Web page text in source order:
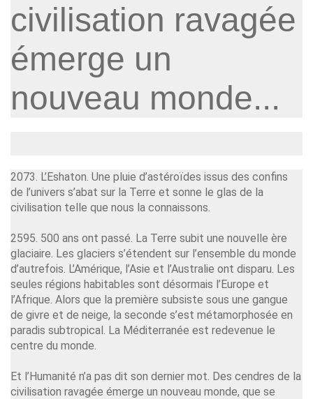
civilisation ravagée
émerge un
nouveau monde...
2073. L’Eshaton. Une pluie d’astéroïdes issus des confins
de l’univers s’abat sur la Terre et sonne le glas de la
civilisation telle que nous la connaissons.
2595. 500 ans ont passé. La Terre subit une nouvelle ère
glaciaire. Les glaciers s’étendent sur l’ensemble du monde
d’autrefois. L’Amérique, l’Asie et l’Australie ont disparu. Les
seules régions habitables sont désormais l’Europe et
l’Afrique. Alors que la première subsiste sous une gangue
de givre et de neige, la seconde s’est métamorphosée en
paradis subtropical. La Méditerranée est redevenue le
centre du monde.
Et l’Humanité n’a pas dit son dernier mot. Des cendres de la
civilisation ravagée émerge un nouveau monde, que se